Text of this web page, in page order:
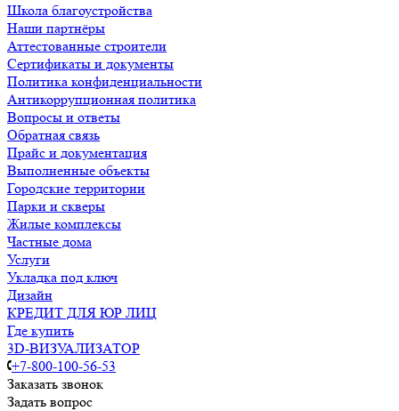
Школа благоустройства
Наши партнёры
Аттестованные строители
Сертификаты и документы
Политика конфиденциальности
Антикоррупционная политика
Вопросы и ответы
Обратная связь
Прайс и документация
Выполненные объекты
Городские территории
Парки и скверы
Жилые комплексы
Частные дома
Услуги
Укладка под ключ
Дизайн
КРЕДИТ ДЛЯ ЮР ЛИЦ
Где купить
3D-ВИЗУАЛИЗАТОР
+7-800-100-56-53
Заказать звонок
Задать вопрос